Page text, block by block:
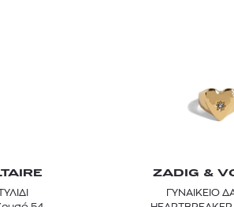
ZADIG &
ΓΥΝΑΙΚΕΙΟ